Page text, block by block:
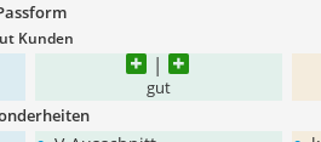
Kunden
gut